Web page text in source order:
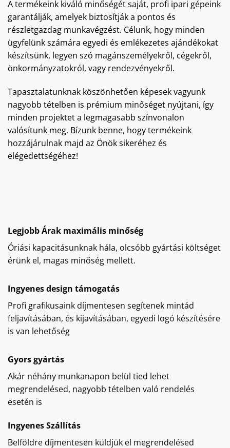
A termékeink kiváló minőségét saját, profi ipari gépeink
garantálják, amelyek biztosítják a pontos és
részletgazdag munkavégzést. Célunk, hogy minden
ügyfelünk számára egyedi és emlékezetes ajándékokat
készítsünk, legyen szó magánszemélyekről, cégekről,
önkormányzatokról, vagy rendezvényekről.
Tapasztalatunknak köszönhetően képesek vagyunk
nagyobb tételben is prémium minőséget nyújtani, így
minden projektet a legmagasabb színvonalon
valósítunk meg. Bízunk benne, hogy termékeink
hozzájárulnak majd az Önök sikeréhez és
elégedettségéhez!
Legjobb Árak maximális minőség
Óriási kapacitásunknak hála, olcsóbb gyártási költséget
érünk el, magas minőség mellett.
Ingyenes design támogatás
Profi grafikusaink díjmentesen segítenek mintád
feljavításában, és kijavításában, egyedi logó készítésére
is van lehetőség
Gyors gyártás
Akár néhány munkanapon belül tied lehet
megrendelésed, nagyobb tételben való rendelés
esetén is
Ingyenes Szállítás
Belföldre díjmentesen küldjük el megrendelésed